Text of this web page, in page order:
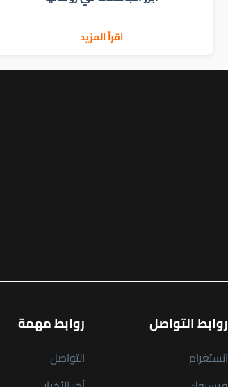
اقرأ المزيد
روابط التواصل
انستغرام
روابط مهمة
التواصل